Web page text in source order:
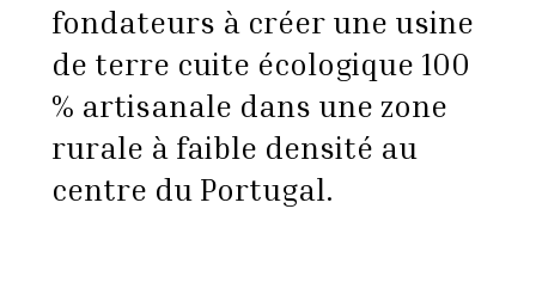
fondateurs à créer une usine
de terre cuite écologique 100
% artisanale dans une zone
rurale à faible densité au
centre du Portugal.